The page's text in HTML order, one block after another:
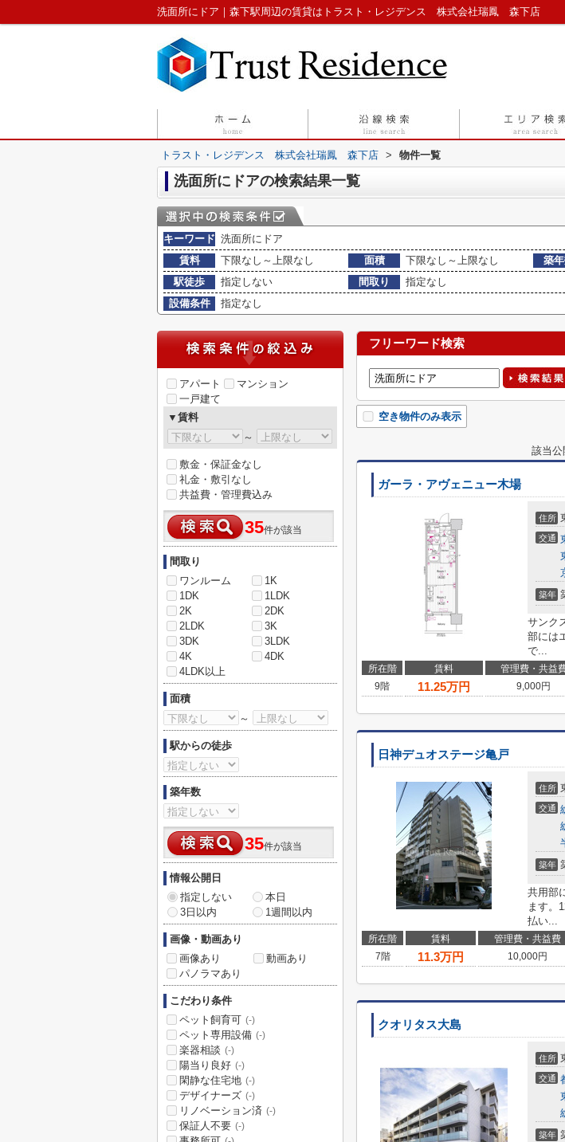
洗面所にドア｜森下駅周辺の賃貸はトラスト・レジデンス 株式会社瑞鳳 森下店
トラスト・レジデンス 株式会社瑞鳳 森下店 > 物件一覧
洗面所にドアの検索結果一覧
キーワード 洗面所にドア
賃料
下限なし～上限なし 面積 下限なし～上限なし 築
駅徒歩
指定しない 間取り
指定なし
設備条件
指定なし
フリーワード検索
空き物件のみ表示
該当公
ガーラ・アヴェニュー木場
住所
交通
築年
サンク
部には
で...
所在階 賃料 管理費・共益
9階
11.25万円 9,000円
日神デュオステージ亀戸
住所
交通
築年
共用部
ます。
払い...
所在階 賃料 管理費・共益費
7階
11.3万円 10,000円
クオリタス大島
住所
交通
築年
アパート
マンション
一戸建て
▼賃料
～
敷金・保証金なし
礼金・敷引なし
共益費・管理費込み
35件が該当
間取り
ワンルーム
1K
1DK
1LDK
2K
2DK
2LDK
3K
3DK
3LDK
4K
4DK
4LDK以上
面積
～
駅からの徒歩
築年数
35件が該当
情報公開日
指定しない
本日
3日以内
1週間以内
画像・動画あり
画像あり
動画あり
パノラマあり
こだわり条件
ペット飼育可 (-)
ペット専用設備 (-)
楽器相談 (-)
陽当り良好 (-)
閑静な住宅地 (-)
デザイナーズ (-)
リノベーション済 (-)
保証人不要 (-)